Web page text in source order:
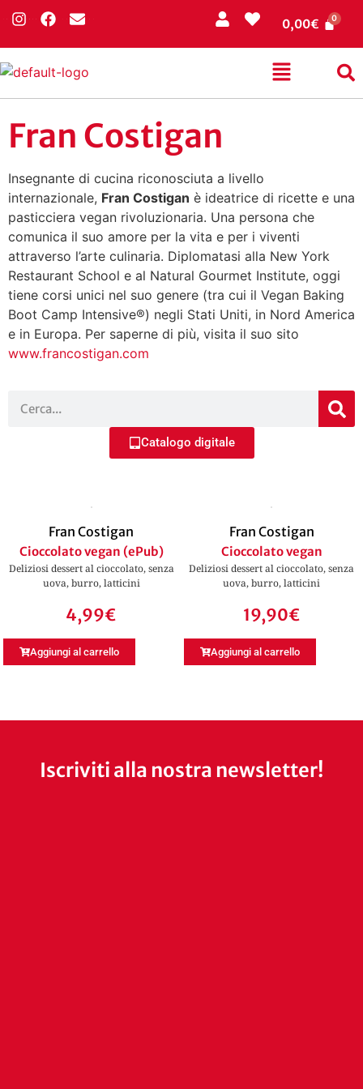
0,00€
Fran Costigan
Insegnante di cucina riconosciuta a livello
internazionale, Fran Costigan è ideatrice di ricette e una
pasticciera vegan rivoluzionaria. Una persona che
comunica il suo amore per la vita e per i viventi
attraverso l’arte culinaria. Diplomatasi alla New York
Restaurant School e al Natural Gourmet Institute, oggi
tiene corsi unici nel suo genere (tra cui il Vegan Baking
Boot Camp Intensive®) negli Stati Uniti, in Nord America
e in Europa. Per saperne di più, visita il suo sito
www.francostigan.com
Catalogo digitale
Fran Costigan
Cioccolato vegan (ePub)
Deliziosi dessert al cioccolato, senza
uova, burro, latticini
4,99€
Aggiungi al carrello
Fran Costigan
Cioccolato vegan
Deliziosi dessert al cioccolato, senza
uova, burro, latticini
19,90€
Aggiungi al carrello
Iscriviti alla nostra newsletter!